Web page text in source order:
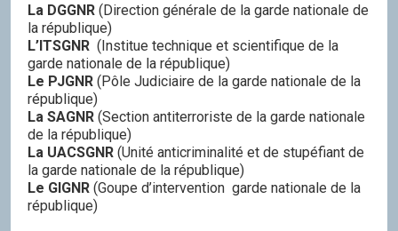
La DGGNR (Direction générale de la garde nationale de
la république)
L’ITSGNR (Institue technique et scientifique de la
garde nationale de la république)
Le PJGNR (Pôle Judiciaire de la garde nationale de la
république)
La SAGNR (Section antiterroriste de la garde nationale
de la république)
La UACSGNR (Unité anticriminalité et de stupéfiant de
la garde nationale de la république)
Le GIGNR (Goupe d’intervention garde nationale de la
république)